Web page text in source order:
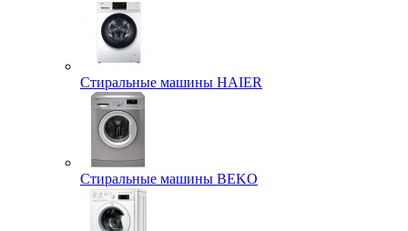
Стиральные машины HAIER
Стиральные машины BEKO